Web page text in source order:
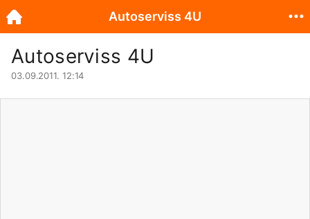
Autoserviss 4U
03.09.2011. 12:14
Autoserviss 4U